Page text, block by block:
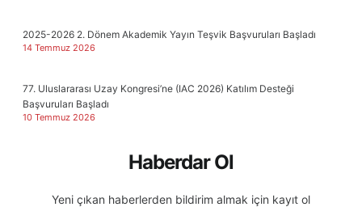
2025-2026 2. Dönem Akademik Yayın Teşvik Başvuruları Başladı
14 Temmuz 2026
77. Uluslararası Uzay Kongresi’ne (IAC 2026) Katılım Desteği
Başvuruları Başladı
10 Temmuz 2026
Haberdar Ol
Yeni çıkan haberlerden bildirim almak için kayıt ol